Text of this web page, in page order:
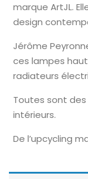
marque ArtJL.
design
Jérôme
ces lampes
radiateurs
Toutes sont des
intérieurs.
De l’upcycling